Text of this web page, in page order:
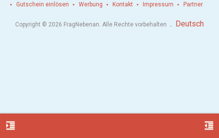
format_indent_increase format_indent_decrease
Gutschein einlösen
Werbung Kontakt Impressum Partner
Copyright © 2026 FragNebenan. Alle Rechte vorbehalten . Deutsch